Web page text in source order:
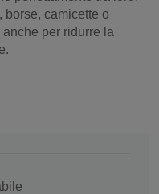
borse, camicette o
per ridurre la